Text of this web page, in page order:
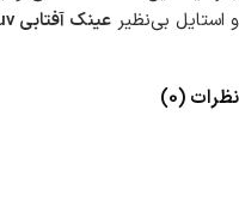
و استایل بی‌نظیر عینک آفتابی uv پلاریزه مشکی و طلایی
نظرات (0)